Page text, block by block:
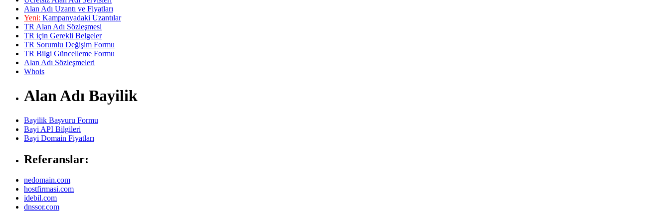
Alan Adı Uzantı ve Fiyatları
Yeni: Kampanyadaki Uzantılar
TR Alan Adı Sözleşmesi
TR için Gerekli Belgeler
TR Sorumlu Değişim Formu
TR Bilgi Güncelleme Formu
Alan Adı Sözleşmeleri
Whois
Alan Adı Bayilik
Bayilik Başvuru Formu
Bayi API Bilgileri
Bayi Domain Fiyatları
Referanslar:
nedomain.com
hostfirmasi.com
idebil.com
dnssor.com